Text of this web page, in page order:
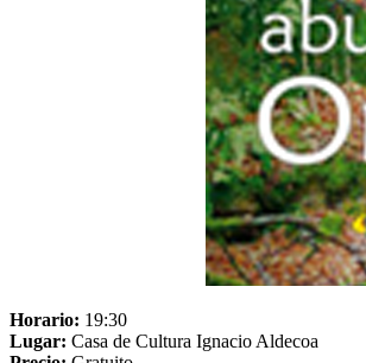
Horario: 19:30
Lugar: Casa de Cultura Ignacio Aldecoa